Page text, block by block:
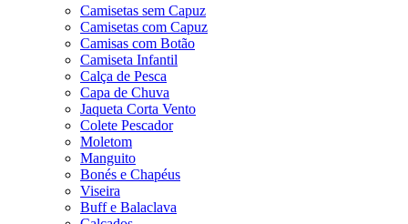
Camisetas sem Capuz
Camisetas com Capuz
Camisas com Botão
Camiseta Infantil
Calça de Pesca
Capa de Chuva
Jaqueta Corta Vento
Colete Pescador
Moletom
Manguito
Bonés e Chapéus
Viseira
Buff e Balaclava